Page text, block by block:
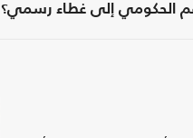
الحكومي إلى غطاء رسمي؟